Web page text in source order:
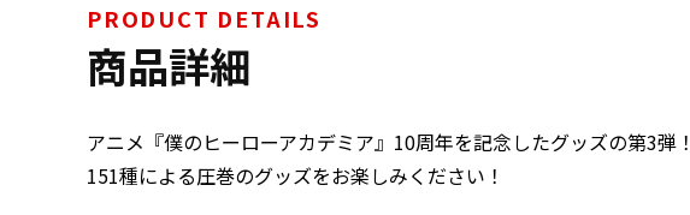
PRODUCT DETAILS
商品詳細
アニメ『僕のヒーローアカデミア』10周年を記念したグッズの第3弾！
151種による圧巻のグッズをお楽しみください！